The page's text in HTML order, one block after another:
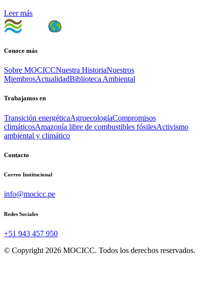
Leer más
Conoce más
Sobre MOCICCNuestra HistoriaNuestros
MiembrosActualidadBiblioteca Ambiental
Trabajamos en
Transición energéticaAgroecologíaCompromisos
climáticosAmazonía libre de combustibles fósilesActivismo
ambiental y climático
Contacto
Correo Institucional
info@mocicc.pe
Redes Sociales
+51 943 457 950
© Copyright 2026 MOCICC. Todos los derechos reservados.